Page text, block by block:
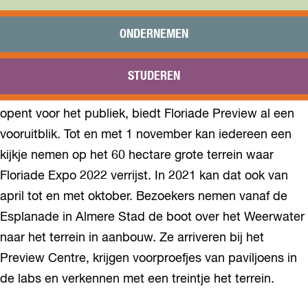
Praktisch
Onderwijs
Bezoeken
Bereikbaarheid
ONDERNEMEN
STUDEREN
Twee jaar voordat Floriade Expo 2022 haar deuren
opent voor het publiek, biedt Floriade Preview al een
vooruitblik. Tot en met 1 november kan iedereen een
kijkje nemen op het 60 hectare grote terrein waar
Floriade Expo 2022 verrijst. In 2021 kan dat ook van
april tot en met oktober. Bezoekers nemen vanaf de
Esplanade in Almere Stad de boot over het Weerwater
naar het terrein in aanbouw. Ze arriveren bij het
Preview Centre, krijgen voorproefjes van paviljoens in
de labs en verkennen met een treintje het terrein.